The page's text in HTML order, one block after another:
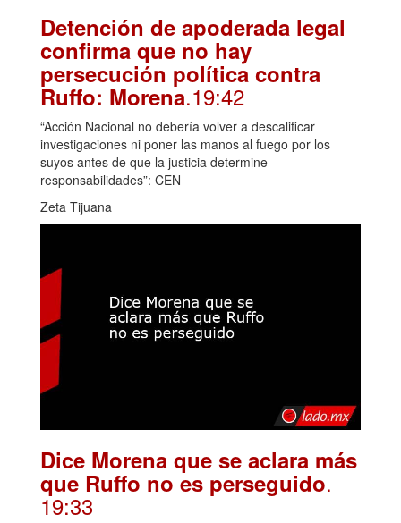
Detención de apoderada legal
confirma que no hay
persecución política contra
Ruffo: Morena.19:42
“Acción Nacional no debería volver a descalificar
investigaciones ni poner las manos al fuego por los
suyos antes de que la justicia determine
responsabilidades”: CEN
Zeta Tijuana
Dice Morena que se aclara más
que Ruffo no es perseguido.
19:33